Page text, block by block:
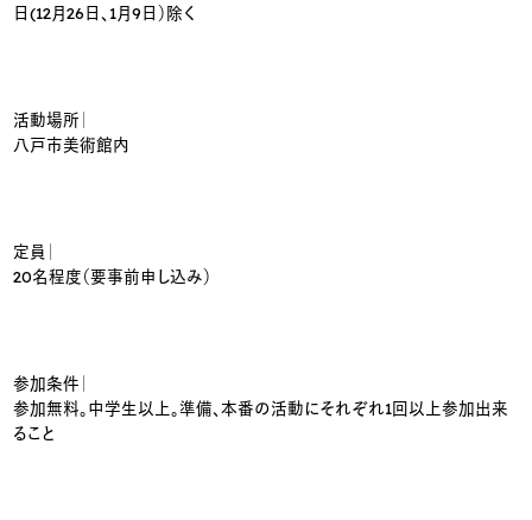
日(12月26日、1月9日）除く
活動場所｜
八戸市美術館内
定員｜
20名程度（要事前申し込み）
参加条件｜
参加無料。中学生以上。準備、本番の活動にそれぞれ1回以上参加出来
ること